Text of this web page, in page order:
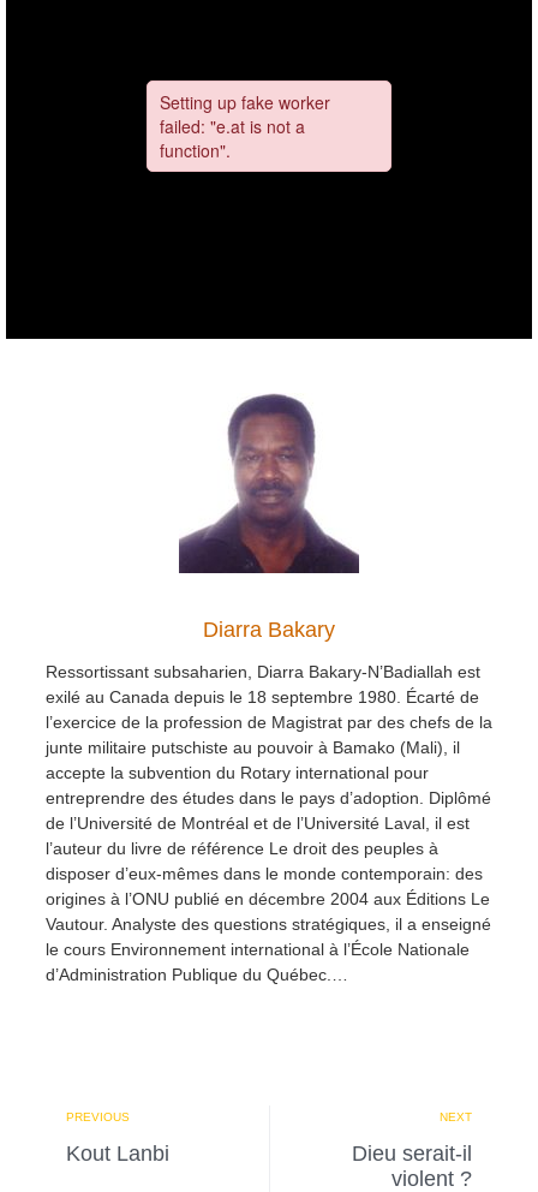
Diarra Bakary
Ressortissant subsaharien, Diarra Bakary-N’Badiallah est
exilé au Canada depuis le 18 septembre 1980. Écarté de
l’exercice de la profession de Magistrat par des chefs de la
junte militaire putschiste au pouvoir à Bamako (Mali), il
accepte la subvention du Rotary international pour
entreprendre des études dans le pays d’adoption. Diplômé
de l’Université de Montréal et de l’Université Laval, il est
l’auteur du livre de référence Le droit des peuples à
disposer d’eux-mêmes dans le monde contemporain: des
origines à l’ONU publié en décembre 2004 aux Éditions Le
Vautour. Analyste des questions stratégiques, il a enseigné
le cours Environnement international à l’École Nationale
d’Administration Publique du Québec.…
PREVIOUS
Kout Lanbi
NEXT
Dieu serait-il
violent ?